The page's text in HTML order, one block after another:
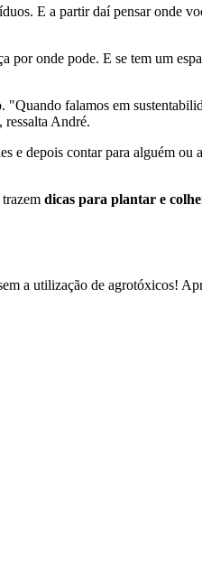
E a partir daí pensar onde
onde pode. E se tem um
falamos em
ressalta André.
e depois contar para alguém
dicas para plantar e
a utilização de agrotóxicos!